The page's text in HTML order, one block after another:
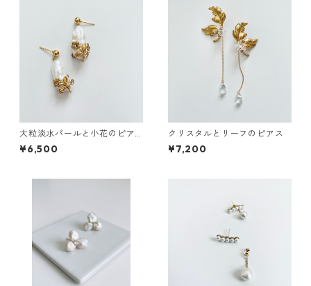
大粒淡水パールと小花のピア
ス
¥6,500
クリスタルとリーフのピアス
¥7,200